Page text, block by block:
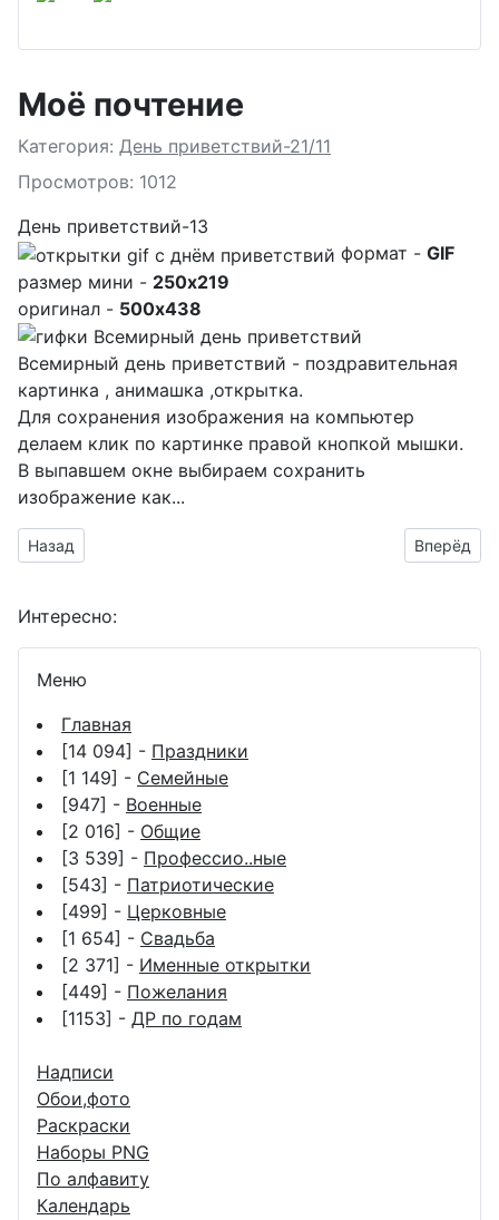
Моё почтение
Подробности
Категория: День приветствий-21/11
Просмотров: 1012
День приветствий-13
формат - GIF
размер мини - 250x219
оригинал - 500x438
Всемирный день приветствий - поздравительная
картинка , анимашка ,открытка.
Для сохранения изображения на компьютер
делаем клик по картинке правой кнопкой мышки.
В выпавшем окне выбираем сохранить
изображение как...
Предыдущий материал: гифка Hello
Назад Вперёд
Интересно:
Меню
Главная
[14 094] - Праздники
[1 149] - Семейные
[947] - Военные
[2 016] - Общие
[3 539] - Профессио..ные
[543] - Патриотические
[499] - Церковные
[1 654] - Свадьба
[2 371] - Именные открытки
[449] - Пожелания
[1153] - ДР по годам
Надписи
Обои,фото
Раскраски
Наборы PNG
По алфавиту
Календарь